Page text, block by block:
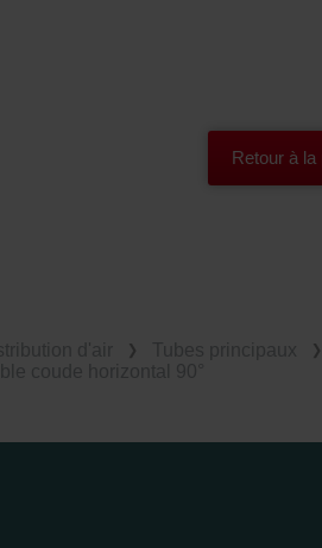
Retour à la